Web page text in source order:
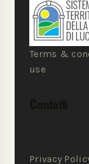
Terms &
use
Privacy